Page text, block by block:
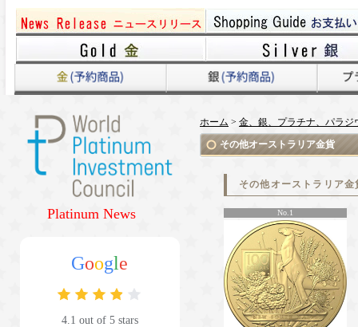
Platinum News
Google
4.1 out of 5 stars
ホーム > 金、銀、プラチナ、パラジ
その他オーストラリア金貨
その他オーストラリア
No.1